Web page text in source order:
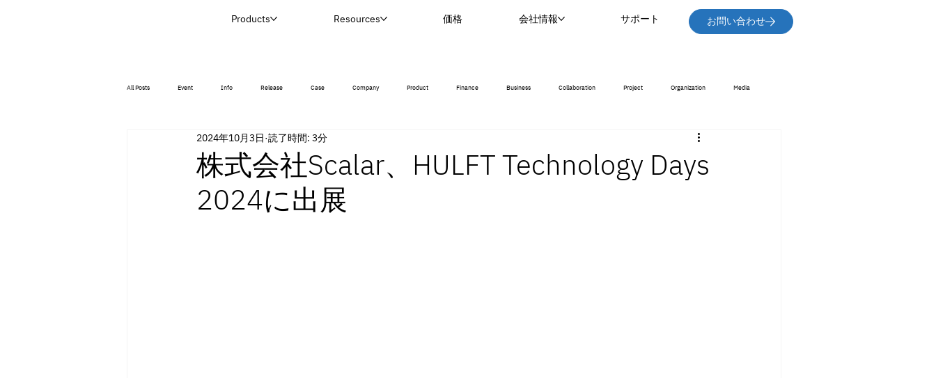
Products Resources 価格 会社情報 サポート お問い合わせ
All Posts Event Info Release Case Company Product Finance Business Collaboration Project Organization Media
株式会社Scalar、HULFT Technology Days
2024に出展
2024年10月3日 読了時間: 3分